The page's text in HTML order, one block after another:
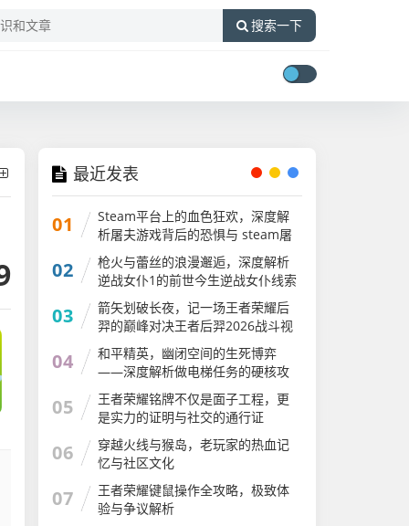
搜索一下
最近发表
01
Steam平台上的血色狂欢，深度解
析屠夫游戏背后的恐惧与 steam屠
夫游戏
02
枪火与蕾丝的浪漫邂逅，深度解析
逆战女仆1的前世今生逆战女仆线索
还可以刷吗
03
箭矢划破长夜，记一场王者荣耀后
羿的巅峰对决王者后羿2026战斗视
频
04
和平精英，幽闭空间的生死博弈
——深度解析做电梯任务的硬核攻
略与心跳时刻和平精英做电梯任务
怎么做
05
王者荣耀铭牌不仅是面子工程，更
是实力的证明与社交的通行证
06
穿越火线与猴岛，老玩家的热血记
忆与社区文化
07
王者荣耀键鼠操作全攻略，极致体
验与争议解析